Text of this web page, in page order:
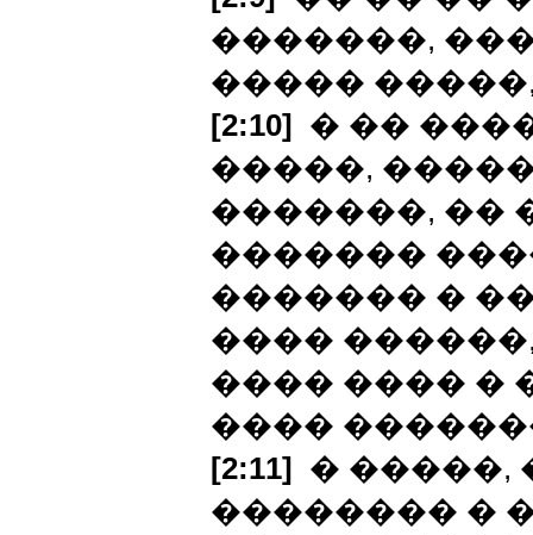
�������,
�����
[2:10] � ��
�����,
�������, ��
�������
������� �
����
���� ���� �
����
[2:11] � �����,
�������� �